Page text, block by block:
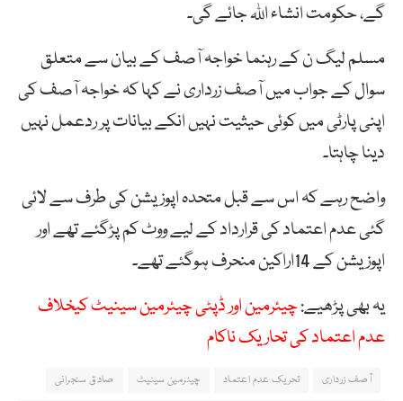
گے، حکومت انشاء اللہ جائے گی۔
مسلم لیگ ن کے رہنما خواجہ آصف کے بیان سے متعلق
سوال کے جواب میں آصف زرداری نے کہا کہ خواجہ آصف کی
اپنی پارٹی میں کوئی حیثیت نہیں انکے بیانات پر ردعمل نہیں
دینا چاہتا۔
واضح رہے کہ اس سے قبل متحدہ اپوزیشن کی طرف سے لائی
گئی عدم اعتماد کی قرارداد کے لیے ووٹ کم پڑگئے تھے اور
اپوزیشن کے 14اراکین منحرف ہوگئے تھے۔
یہ بھی پڑھیے:چیئرمین اور ڈپٹی چیئرمین سینیٹ کیخلاف
عدم اعتماد کی تحاریک ناکام
آصف زرداری تحریک عدم اعتماد چیئرمین سینیٹ صادق سنجرانی